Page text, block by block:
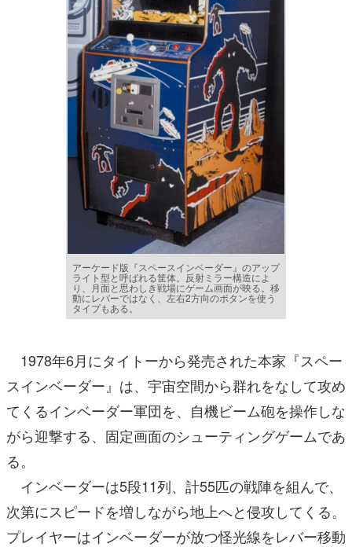
アーケード版『スペースインベーダー』のアップ
ライト型と呼ばれる筐体。反射ミラー構造によ
り、月面と思わしき戦場にゲーム画面が映る。移
動にレバーではなく、左右2方向のボタンを使う
タイプもある。
1978年6月にタイトーから発売された本家『スペー
スインベーダー』は、宇宙空間から群れをなして攻め
てくるインベーダー軍団を、自機ビーム砲を操作しな
がら迎撃する、固定画面のシューティングゲームであ
る。
インベーダーは5段11列、計55匹の戦陣を組んで、
次第にスピードを増しながら地上へと侵攻してくる。
プレイヤーはインベーダーが放つ怪光線をレバー移動